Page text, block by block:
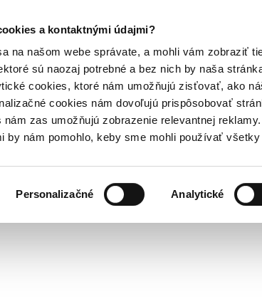
a kontaktnými údajmi?
na našom webe správate, a mohli vám zobraziť
sú naozaj potrebné a bez nich by naša
cookies, ktoré nám umožňujú zisťovať, ako
cookies nám dovoľujú prispôsobovať
zas umožňujú zobrazenie relevantnej
by nám pomohlo, keby sme mohli používať
Personalizačné Analytické